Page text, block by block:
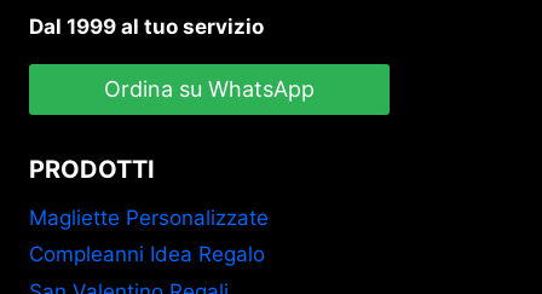
Dal 1999 al tuo servizio
Ordina su WhatsApp
PRODOTTI
Magliette Personalizzate
Compleanni Idea Regalo